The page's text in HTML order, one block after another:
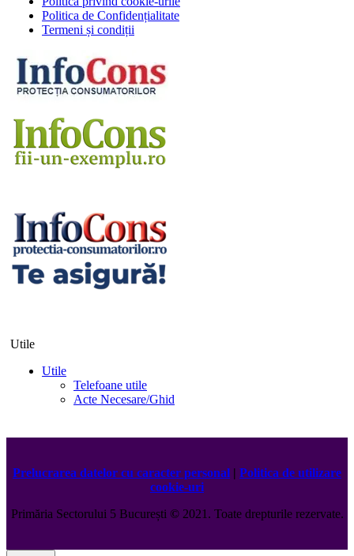
Politica de Confidențialitate
Termeni și condiții
Utile
Utile
Telefoane utile
Acte Necesare/Ghid
Prelucrarea datelor cu caracter personal | Politica de utilizare
cookie-uri
Primăria Sectorului 5 București ©️2021. Toate drepturile rezervate.